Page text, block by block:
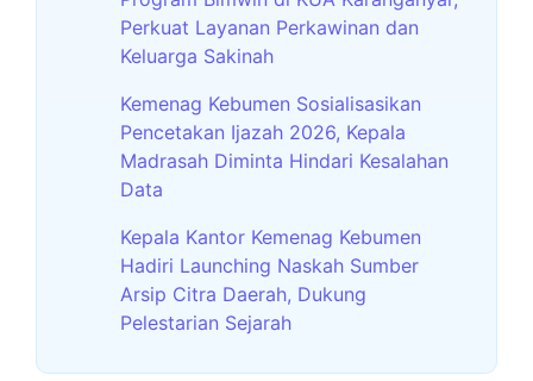
Perkuat Layanan Perkawinan dan
Keluarga Sakinah
Kemenag Kebumen Sosialisasikan
Pencetakan Ijazah 2026, Kepala
Madrasah Diminta Hindari Kesalahan
Data
Kepala Kantor Kemenag Kebumen
Hadiri Launching Naskah Sumber
Arsip Citra Daerah, Dukung
Pelestarian Sejarah